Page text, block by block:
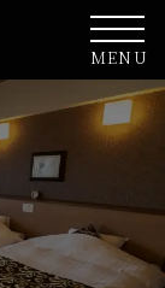
MENU